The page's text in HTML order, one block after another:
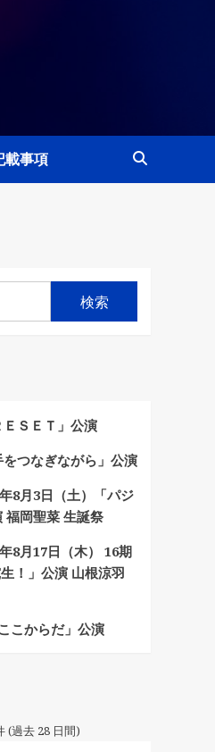
載事項
検索
ＳＥＴ」公演
つなぎながら」公演
8月3日（土）「パジ
福岡聖菜 生誕祭
8月17日（木） 16期
！」公演 山根涼羽
こからだ」公演
(過去 28 日間)